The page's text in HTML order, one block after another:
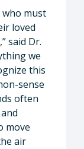
must
loved
said Dr.
we
this
sense
often
move
air